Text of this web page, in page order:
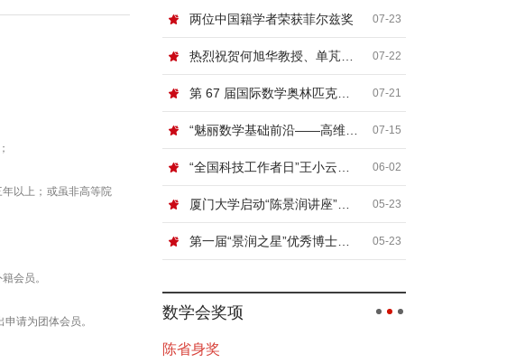
以上；或虽非高等院
会员。
请为团体会员。
两位中国籍学者荣获菲尔兹奖 07-23
07-22
07-21
07-15
06-02
05-23
05-23
数学会奖项
陈省身奖